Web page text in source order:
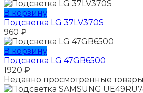
В корзину
Подсветка LG 37LV370S
960 ₽
В корзину
Подсветка LG 47GB6500
1920 ₽
Недавно просмотренные товары